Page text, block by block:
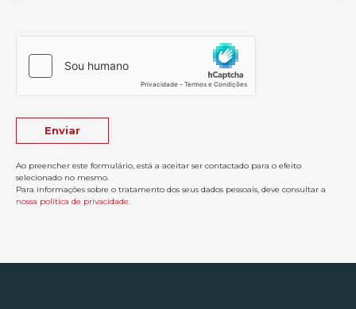
Ao preencher este formulário, está a aceitar ser contactado para o efeito
selecionado no mesmo.
Para informações sobre o tratamento dos seus dados pessoais, deve consultar a
nossa política de privacidade.